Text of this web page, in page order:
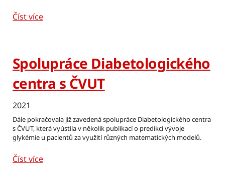
Číst více
Spolupráce Diabetologického
centra s ČVUT
2021
Dále pokračovala již zavedená spolupráce Diabetologického centra
s ČVUT, která vyústila v několik publikací o predikci vývoje
glykémie u pacientů za využití různých matematických modelů.
Číst více